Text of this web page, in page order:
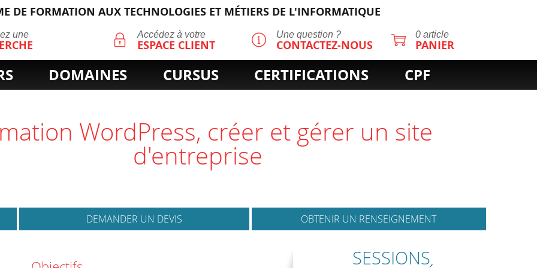
DE FORMATION AUX TECHNOLOGIES ET MÉTIERS DE L'INFORMATIQUE
une Accédez à votre
ESPACE CLIENT
Une question ?
CONTACTEZ-NOUS
0 article
PANIER
DOMAINES CURSUS CERTIFICATIONS CPF
d'entreprise
DEMANDER UN DEVIS OBTENIR UN RENSEIGNEMENT
SESSIONS